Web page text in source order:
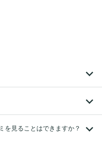
を見ることはできますか？